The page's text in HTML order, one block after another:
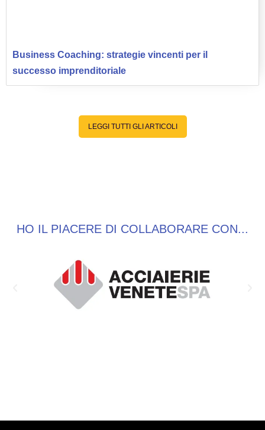
Business Coaching: strategie vincenti per il
successo imprenditoriale
LEGGI TUTTI GLI ARTICOLI
HO IL PIACERE DI COLLABORARE CON...